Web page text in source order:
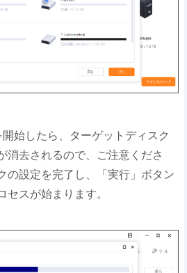
始したら、ターゲットディスク
消去されるので、ご注意くださ
の設定を完了し、「実行」ボタン
セスが始まります。